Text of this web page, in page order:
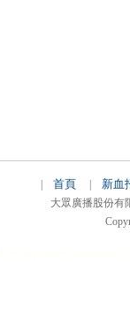
首頁 新血
大眾廣播股份有